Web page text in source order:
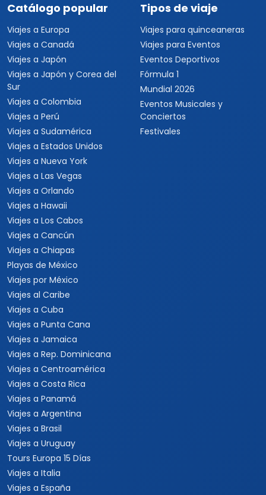
Catálogo popular
Viajes a Europa
Viajes a Canadá
Viajes a Japón
Viajes a Japón y Corea del
Sur
Viajes a Colombia
Viajes a Perú
Viajes a Sudamérica
Viajes a Estados Unidos
Viajes a Nueva York
Viajes a Las Vegas
Viajes a Orlando
Viajes a Hawaii
Viajes a Los Cabos
Viajes a Cancún
Viajes a Chiapas
Playas de México
Viajes por México
Viajes al Caribe
Viajes a Cuba
Viajes a Punta Cana
Viajes a Jamaica
Viajes a Rep. Dominicana
Viajes a Centroamérica
Viajes a Costa Rica
Viajes a Panamá
Viajes a Argentina
Viajes a Brasil
Viajes a Uruguay
Tours Europa 15 Días
Viajes a Italia
Viajes a España
Tipos de viaje
Viajes para quinceaneras
Viajes para Eventos
Eventos Deportivos
Fórmula 1
Mundial 2026
Eventos Musicales y
Conciertos
Festivales